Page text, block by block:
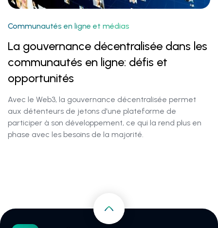
Communautés en ligne et médias‍
La gouvernance décentralisée dans les
communautés en ligne: défis et
opportunités
Avec le Web3, la gouvernance décentralisée permet
aux détenteurs de jetons d'une plateforme de
participer à son développement, ce qui la rend plus en
phase avec les besoins de la majorité.